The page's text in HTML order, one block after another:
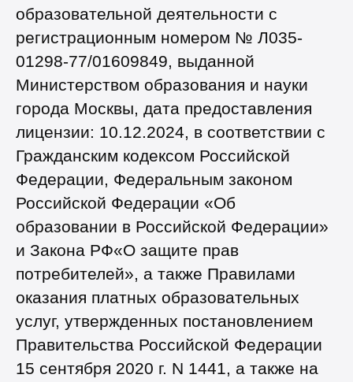
образовательной деятельности с
регистрационным номером № Л035-
01298-77/01609849, выданной
Министерством образования и науки
города Москвы, дата предоставления
лицензии: 10.12.2024, в соответствии с
Гражданским кодексом Российской
Федерации, Федеральным законом
Российской Федерации «Об
образовании в Российской Федерации»
и Закона РФ«О защите прав
потребителей», а также Правилами
оказания платных образовательных
услуг, утвержденных постановлением
Правительства Российской Федерации
15 сентября 2020 г. N 1441, а также на